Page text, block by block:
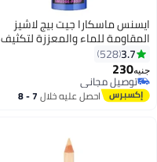
2
ايسنس ماسكارا جيت بيج لاشيز
المقاومة للماء والمعززة لتكثيف
الرموش أسود
3.7
528
جنيه230
توصيل مجاني
توصيل مجانياحصل عليه خلال 7 - 8